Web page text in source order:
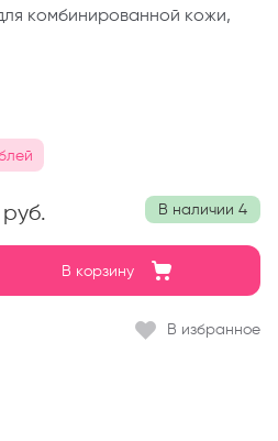
комбинированной кожи,
В наличии 4
руб.
В корзину
В избранное